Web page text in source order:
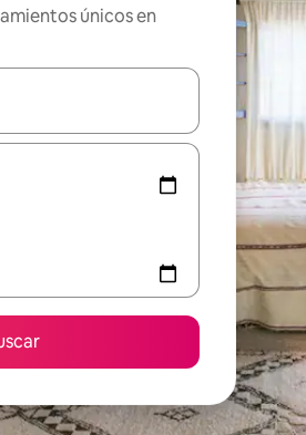
únicos en
disponibles, navega con las teclas de